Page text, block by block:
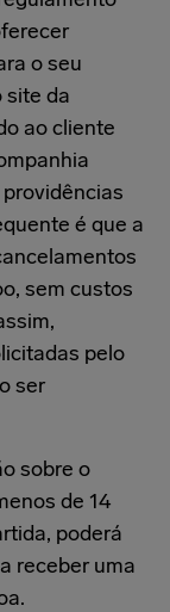
o seu
site da
ao cliente
é que a
sem custos
pelo
ser
sobre o
de 14
poderá
receber uma